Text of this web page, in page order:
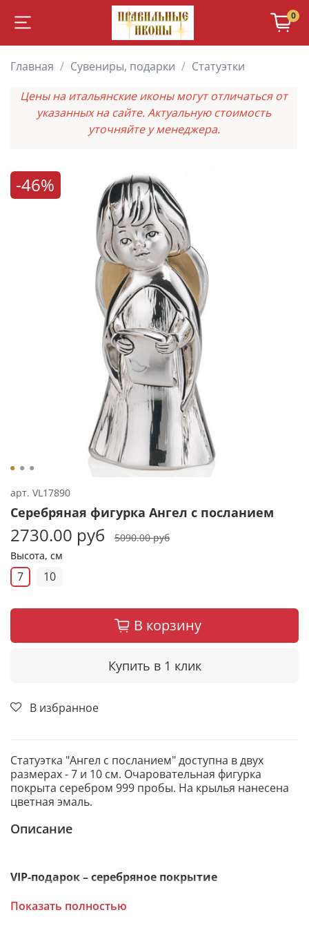
0
Главная Сувениры, подарки
Статуэтки
Цены на итальянские иконы могут отличаться от
указанных на сайте. Актуальную стоимость
уточняйте у менеджера.
-46%
арт. VL17890
Серебряная фигурка Ангел с посланием
2730.00 руб
5090.00 руб
Высота, см
7 10
В корзину
Купить в 1 клик
В избранное
Статуэтка "Ангел с посланием" доступна в двух
размерах - 7 и 10 см. Очаровательная фигурка
покрыта серебром 999 пробы. На крылья нанесена
цветная эмаль.
Описание
VIP-подарок – серебряное покрытие
Фигурка Ангел сувенирная покрыта слоем чистого
Показать полностью